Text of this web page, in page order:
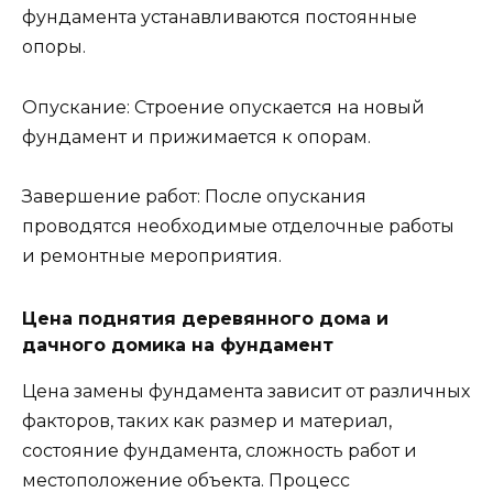
фундамента устанавливаются постоянные
опоры.
Опускание: Строение опускается на новый
фундамент и прижимается к опорам.
Завершение работ: После опускания
проводятся необходимые отделочные работы
и ремонтные мероприятия.
Цена поднятия деревянного дома и
дачного домика на фундамент
Цена замены фундамента зависит от различных
факторов, таких как размер и материал,
состояние фундамента, сложность работ и
местоположение объекта. Процесс